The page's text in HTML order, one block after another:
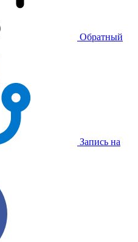
Обратный
Запись на